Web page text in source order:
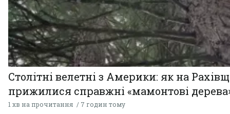
Столітні велетні з Америки: як на
прижилися справжні «мамонтові
1 хв на прочитання 7 годин тому